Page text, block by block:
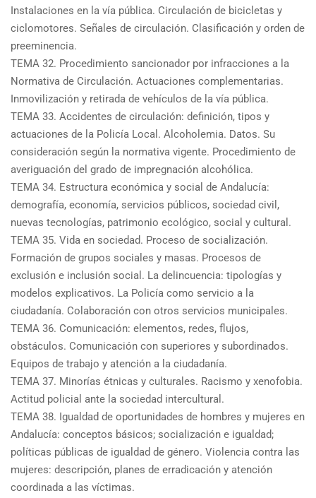
Instalaciones en la vía pública. Circulación de bicicletas y
ciclomotores. Señales de circulación. Clasificación y orden de
preeminencia.
TEMA 32. Procedimiento sancionador por infracciones a la
Normativa de Circulación. Actuaciones complementarias.
Inmovilización y retirada de vehículos de la vía pública.
TEMA 33. Accidentes de circulación: definición, tipos y
actuaciones de la Policía Local. Alcoholemia. Datos. Su
consideración según la normativa vigente. Procedimiento de
averiguación del grado de impregnación alcohólica.
TEMA 34. Estructura económica y social de Andalucía:
demografía, economía, servicios públicos, sociedad civil,
nuevas tecnologías, patrimonio ecológico, social y cultural.
TEMA 35. Vida en sociedad. Proceso de socialización.
Formación de grupos sociales y masas. Procesos de
exclusión e inclusión social. La delincuencia: tipologías y
modelos explicativos. La Policía como servicio a la
ciudadanía. Colaboración con otros servicios municipales.
TEMA 36. Comunicación: elementos, redes, flujos,
obstáculos. Comunicación con superiores y subordinados.
Equipos de trabajo y atención a la ciudadanía.
TEMA 37. Minorías étnicas y culturales. Racismo y xenofobia.
Actitud policial ante la sociedad intercultural.
TEMA 38. Igualdad de oportunidades de hombres y mujeres en
Andalucía: conceptos básicos; socialización e igualdad;
políticas públicas de igualdad de género. Violencia contra las
mujeres: descripción, planes de erradicación y atención
coordinada a las víctimas.